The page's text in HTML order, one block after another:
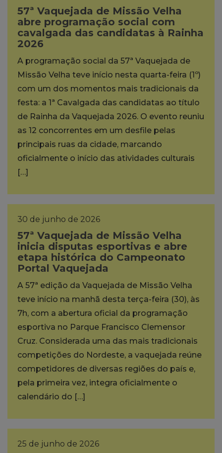
57ª Vaquejada de Missão Velha
abre programação social com
cavalgada das candidatas à Rainha
2026
A programação social da 57ª Vaquejada de
Missão Velha teve início nesta quarta-feira (1º)
com um dos momentos mais tradicionais da
festa: a 1ª Cavalgada das candidatas ao título
de Rainha da Vaquejada 2026. O evento reuniu
as 12 concorrentes em um desfile pelas
principais ruas da cidade, marcando
oficialmente o início das atividades culturais
[…]
30 de junho de 2026
57ª Vaquejada de Missão Velha
inicia disputas esportivas e abre
etapa histórica do Campeonato
Portal Vaquejada
A 57ª edição da Vaquejada de Missão Velha
teve início na manhã desta terça-feira (30), às
7h, com a abertura oficial da programação
esportiva no Parque Francisco Clemensor
Cruz. Considerada uma das mais tradicionais
competições do Nordeste, a vaquejada reúne
competidores de diversas regiões do país e,
pela primeira vez, integra oficialmente o
calendário do […]
25 de junho de 2026